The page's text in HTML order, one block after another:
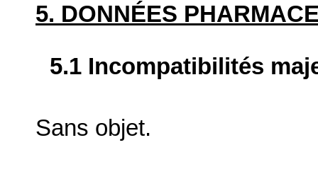
5. DONNÉES
5.1 Incompatibilités
Sans objet.